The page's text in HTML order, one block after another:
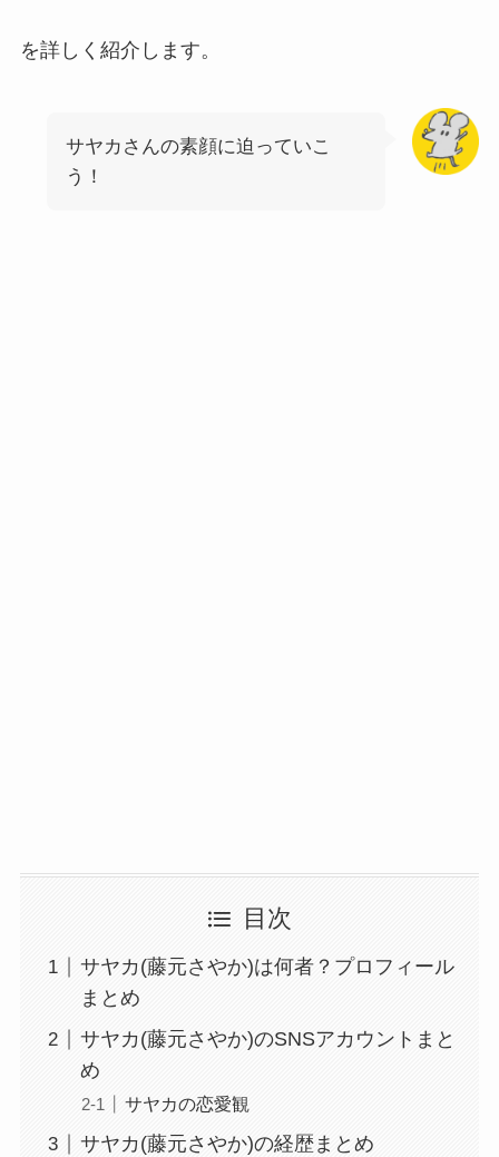
を詳しく紹介します。
サヤカさんの素顔に迫っていこ
う！
目次
サヤカ(藤元さやか)は何者？プロフィール
まとめ
サヤカ(藤元さやか)のSNSアカウントまと
め
サヤカの恋愛観
サヤカ(藤元さやか)の経歴まとめ